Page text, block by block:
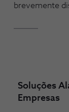
brevemente
Soluções
Empresas